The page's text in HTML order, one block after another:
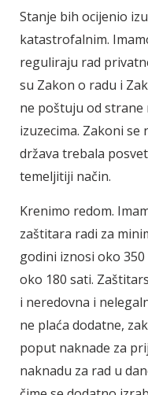
Stanje bih ocijenio
katastrofalnim.
reguliraju rad
su Zakon o radu i
ne poštuju od strane
izuzecima. Zakoni se
država trebala
temeljitiji način.
Krenimo redom.
zaštitara radi za
godini iznosi oko
oko 180 sati.
i neredovna i
ne plaća dodatne,
poput naknade za
naknadu za rad u